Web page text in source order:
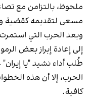
ملحوظ، بالتزامن مع
مسعى لتقديمه كقضية
إلى إعادة إبراز بعض
طُلب أداء نشيد "يا
الحرب، إلا أن هذه
كافية.